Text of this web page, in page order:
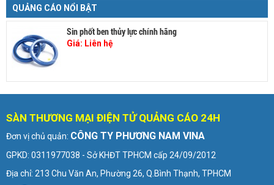
QUẢNG CÁO NỔI BẬT
Sin phốt ben thủy lực chính hãng
Giá: Liên hệ
SÀN THƯƠNG MẠI ĐIỆN TỬ QUẢNG CÁO 24H
Đơn vị chủ quản: CÔNG TY PHƯƠNG NAM VINA
GPKD: 0311977038 - Sở KHĐT TPHCM cấp 24/09/2012
Địa chỉ: 213 Chu Văn An, Phường 26, Q.Bình Thạnh, TPHCM